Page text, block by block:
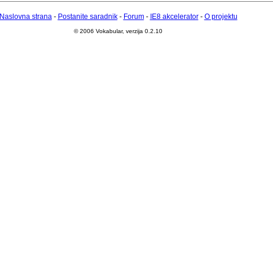
Naslovna strana- Postanite saradnik- Forum- IE8 akcelerator- O projektu
© 2006 Vokabular, verzija 0.2.10